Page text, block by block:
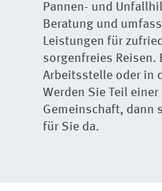
Pannen- und
Beratung und
Leistungen für
sorgenfreies Reisen.
Arbeitsstelle oder in
Werden Sie Teil einer
Gemeinschaft, dann
für Sie da.